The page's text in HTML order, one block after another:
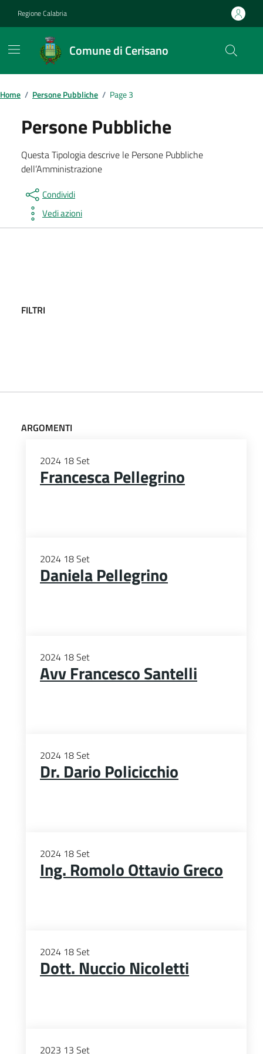
Regione Calabria
Comune di Cerisano
Home / Persone Pubbliche / Page 3
Persone Pubbliche
Questa Tipologia descrive le Persone Pubbliche
dell’Amministrazione
Condividi
Vedi azioni
FILTRI
ARGOMENTI
2024 18Set
Francesca Pellegrino
2024 18Set
Daniela Pellegrino
2024 18Set
Avv Francesco Santelli
2024 18Set
Dr. Dario Policicchio
2024 18Set
Ing. Romolo Ottavio Greco
2024 18Set
Dott. Nuccio Nicoletti
2023 13 Set